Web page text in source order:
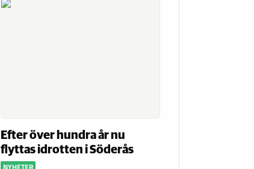
Efter över hundra år nu
flyttas idrotten i Söderås